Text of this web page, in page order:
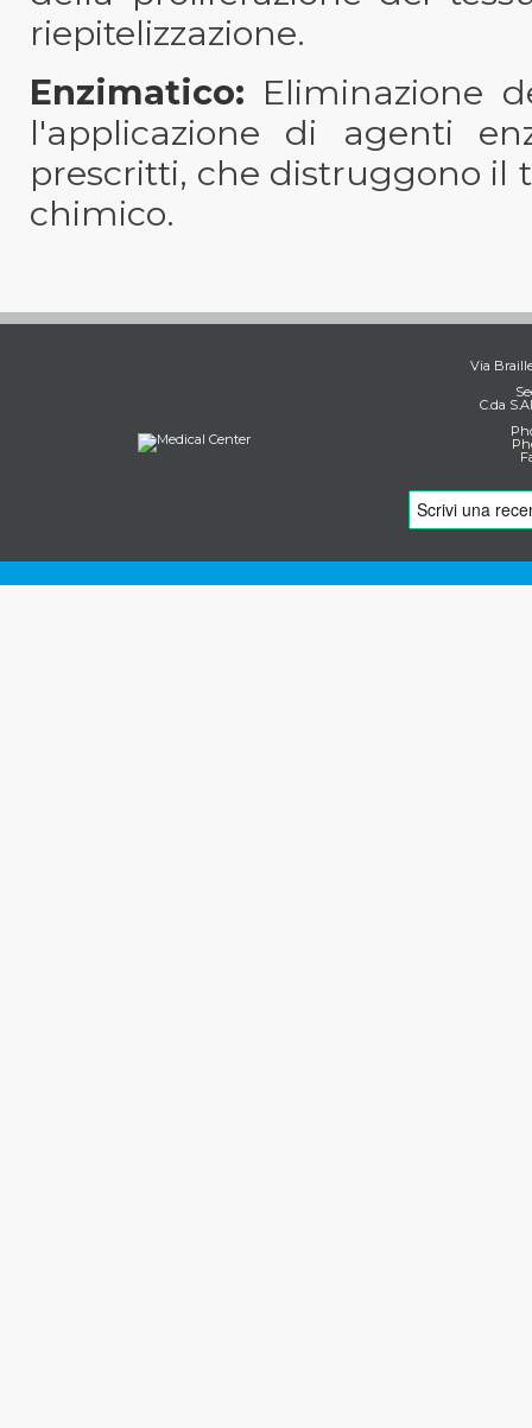
riepitelizzazione.
Enzimatico: Eliminazione
l'applicazione di agenti
prescritti, che distruggono il
chimico.
Via
C.da